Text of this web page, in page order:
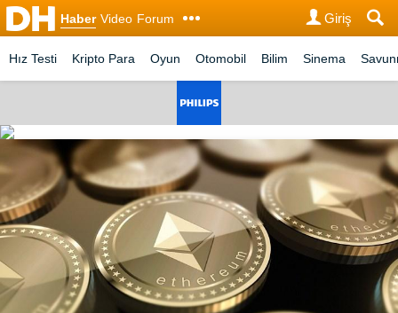
Haber Video Forum Giriş
Hız Testi Kripto Para Oyun Otomobil Bilim Sinema